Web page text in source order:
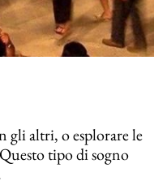
gli altri, o esplorare le
tipo di sogno